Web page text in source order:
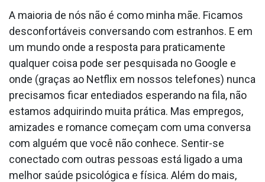
A maioria de nós não é como minha mãe. Ficamos
desconfortáveis conversando com estranhos. E em
um mundo onde a resposta para praticamente
qualquer coisa pode ser pesquisada no Google e
onde (graças ao Netflix em nossos telefones) nunca
precisamos ficar entediados esperando na fila, não
estamos adquirindo muita prática. Mas empregos,
amizades e romance começam com uma conversa
com alguém que você não conhece. Sentir-se
conectado com outras pessoas está ligado a uma
melhor saúde psicológica e física. Além do mais,